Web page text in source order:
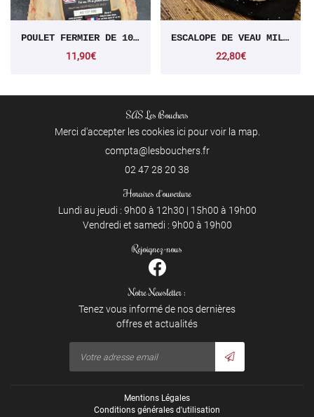
POULET FERMIER DE 100 JOURS
11,90€
ESCALOPE DE VEAU MILANAISE
22,80€
SAS Les Bouchers
Merci d'accepter les cookies ici pour voir la map.
02 47 28 20 38
Horaires d'ouverture
Lundi au jeudi : 9h00 à 12h30 | 15h00 à 19h00
Vendredi et samedi : 9h00 à 19h00
Rejoignez-nous
Notre Newsletter :
Tenez vous informé de nos dernières
offres et actualités
Mentions Légales
Conditions générales d'utilisation